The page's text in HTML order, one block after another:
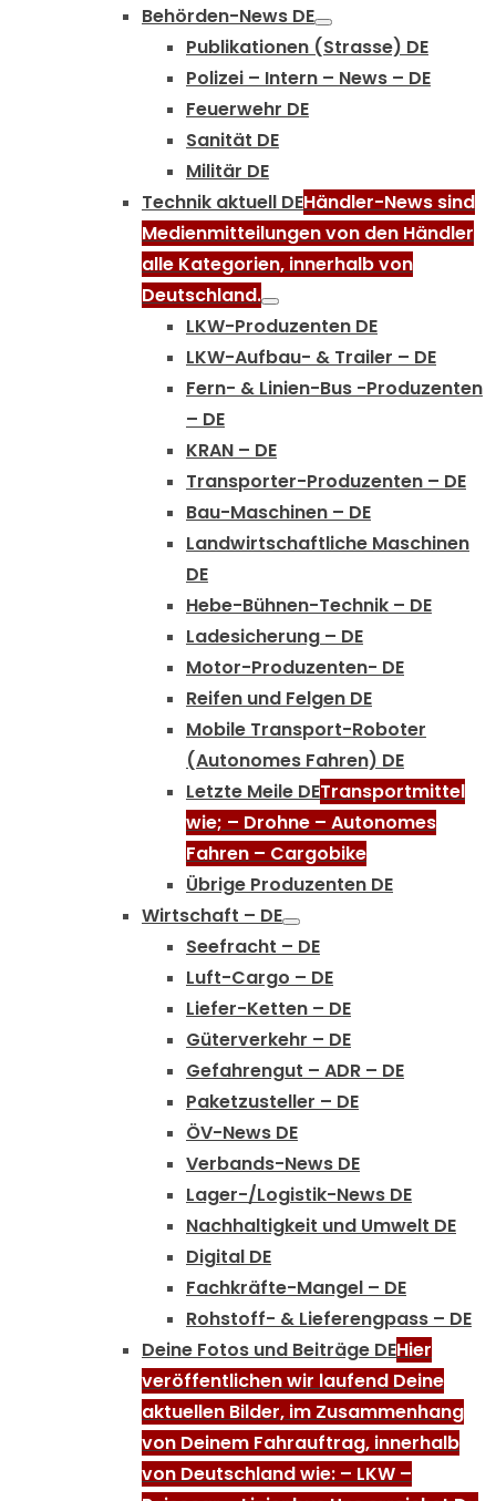
Behörden-News DE
Publikationen (Strasse) DE
Polizei – Intern – News – DE
Feuerwehr DE
Sanität DE
Militär DE
Technik aktuell DEHändler-News sind
Medienmitteilungen von den Händler
alle Kategorien, innerhalb von
Deutschland.
LKW-Produzenten DE
LKW-Aufbau- & Trailer – DE
Fern- & Linien-Bus -Produzenten
– DE
KRAN – DE
Transporter-Produzenten – DE
Bau-Maschinen – DE
Landwirtschaftliche Maschinen
DE
Hebe-Bühnen-Technik – DE
Ladesicherung – DE
Motor-Produzenten- DE
Reifen und Felgen DE
Mobile Transport-Roboter
(Autonomes Fahren) DE
Letzte Meile DETransportmittel
wie; – Drohne – Autonomes
Fahren – Cargobike
Übrige Produzenten DE
Wirtschaft – DE
Seefracht – DE
Luft-Cargo – DE
Liefer-Ketten – DE
Güterverkehr – DE
Gefahrengut – ADR – DE
Paketzusteller – DE
ÖV-News DE
Verbands-News DE
Lager-/Logistik-News DE
Nachhaltigkeit und Umwelt DE
Digital DE
Fachkräfte-Mangel – DE
Rohstoff- & Lieferengpass – DE
Deine Fotos und Beiträge DEHier
veröffentlichen wir laufend Deine
aktuellen Bilder, im Zusammenhang
von Deinem Fahrauftrag, innerhalb
von Deutschland wie: – LKW –